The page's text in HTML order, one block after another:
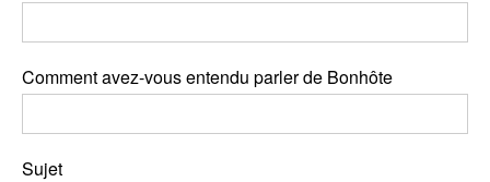
Comment avez-vous entendu parler de Bonhôte
Sujet